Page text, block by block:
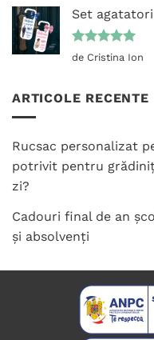
Set
Evaluat la
de Cristina Ion
ARTICOLE RECENTE
Rucsac personalizat
potrivit pentru
zi?
Cadouri final de an
și absolvenți